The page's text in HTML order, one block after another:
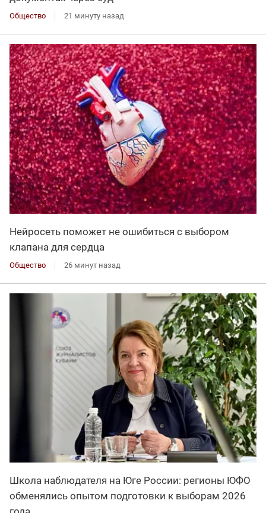
Общество 21 минуту назад
Нейросеть поможет не ошибиться с выбором
клапана для сердца
Общество 26 минут назад
Школа наблюдателя на Юге России: регионы ЮФО
обменялись опытом подготовки к выборам 2026